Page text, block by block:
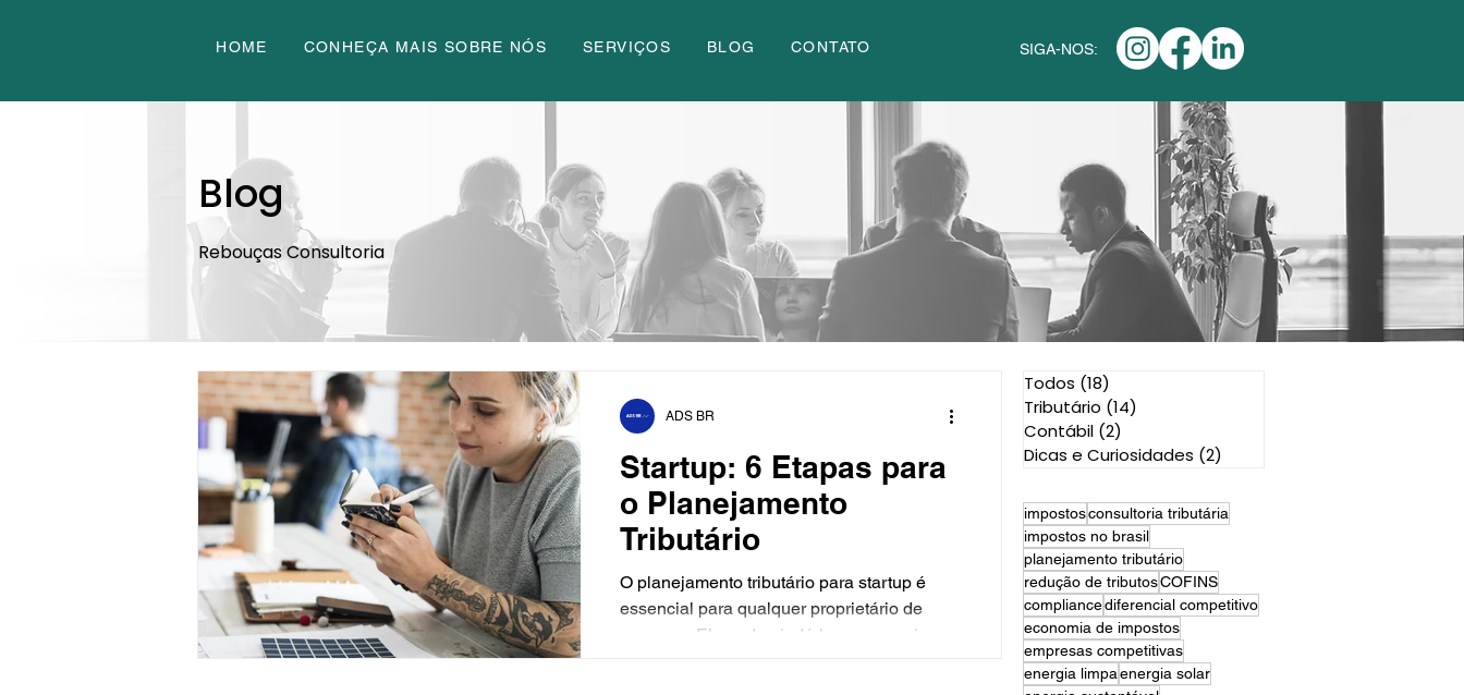
HOME CONHEÇA MAIS SOBRE NÓS SERVIÇOS BLOG CONTATO SIGA-NOS:
Blog
Rebouças Consultoria
Startup: 6 Etapas para
o Planejamento
Tributário
O planejamento tributário para startup é
essencial para qualquer proprietário de
empresa. Ele pode ajudá-lo a economizar
ADS BR
Todos (18)
Tributário (14)
Contábil (2)
Dicas e Curiosidades (2)
impostosconsultoria tributária
impostos no brasil
planejamento tributário
redução de tributosCOFINS
compliancediferencial competitivo
economia de impostos
empresas competitivas
energia limpaenergia solar